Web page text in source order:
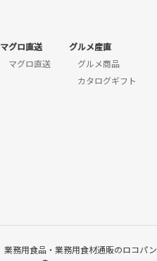
マグロ直送
マグロ直送
グルメ産直
グルメ商品
カタログギフト
業務用食品・業務用食材通販のロコパン